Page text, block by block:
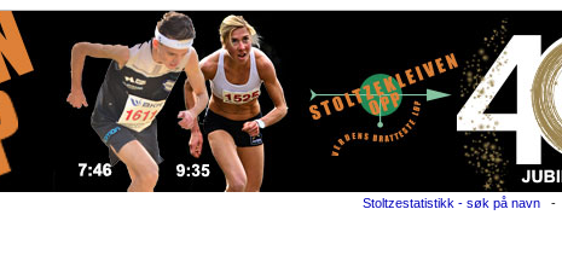
Stoltzestatistikk - søk på navn -